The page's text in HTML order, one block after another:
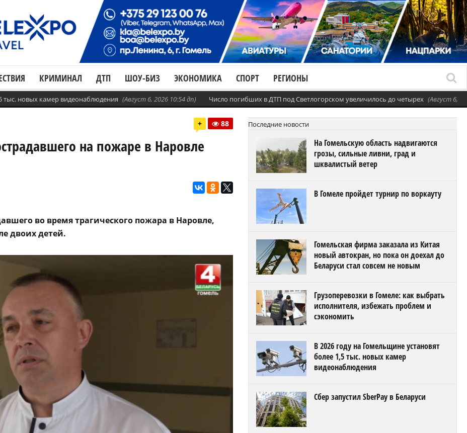
КРИМИНАЛ ДТП ШОУ-БИЗ ЭКОНОМИКА СПОРТ РЕГИОНЫ
тыс. новых камер видеонаблюдения (Август 6, 2026 10:54 дп) Число погибших в ДТП под Светлогорском увеличилось до четырех (Август 6,
+ 88
на пожаре в Наровле
во время трагического пожара в Наровле,
двоих детей.
Последние новости
На Гомельскую область надвигаются
грозы, сильные ливни, град и
шквалистый ветер
В Гомеле пройдет турнир по воркауту
Гомельская фирма заказала из Китая
новый автокран, но пока он доехал до
Беларуси стал совсем не новым
Грузоперевозки в Гомеле: как выбрать
исполнителя, избежать проблем и
сэкономить
В 2026 году на Гомельщине установят
более 1,5 тыс. новых камер
видеонаблюдения
Сбер запустил SberPay в Беларуси